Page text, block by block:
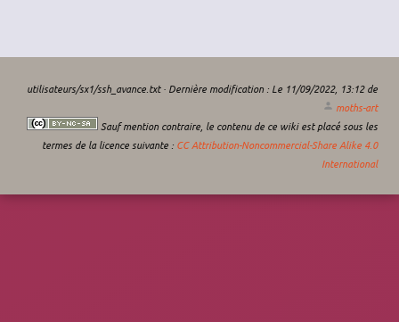
utilisateurs/sx1/ssh_avance.txt· Dernière modification : Le 11/09/2022, 13:12de
moths-art
Sauf mention contraire, le contenu de ce wiki est placé sous les
termes de la licence suivante : CC Attribution-Noncommercial-Share Alike 4.0
International